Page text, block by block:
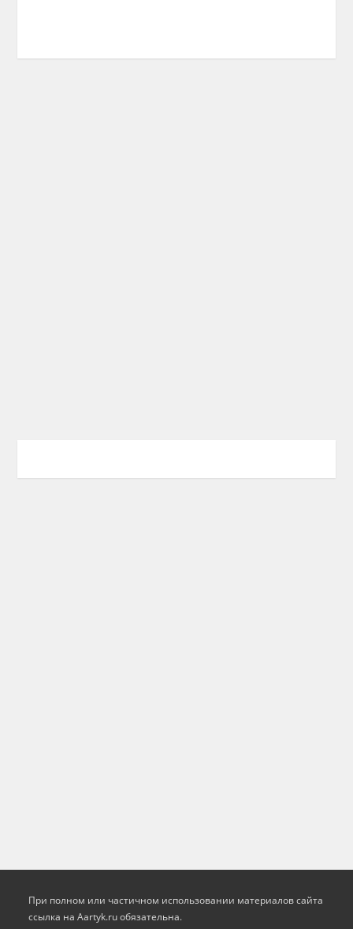
При полном или частичном использовании материалов сайта
ссылка на Aartyk.ru oбязательна.